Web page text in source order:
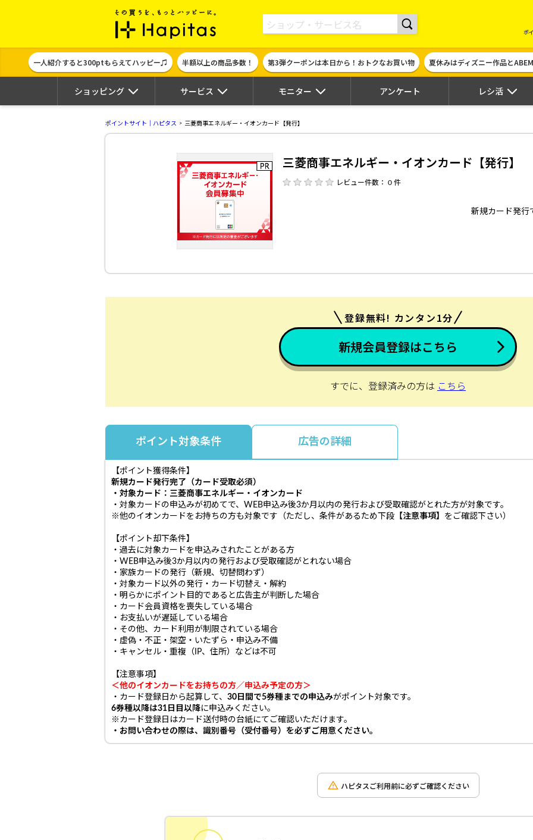
ポイント貯めて現金やギフト券に交換できるポイントサイト | ハピタス
ポ
一人紹介すると300ptもらえてハッピー♫ 半額以上の商品多数！ 第3弾クーポンは本日から！おトクなお買い物 夏休みはディズニー作品と
ショッピング サービス モニター アンケート レシ活
ポイントサイト｜ハピタス 三菱商事エネルギー・イオンカード【発行】
三菱商事エネルギー・イオンカード【発行】
レビュー件数： 0 件
新規カード発行
登録無料! カンタン1分
新規会員登録はこちら
すでに、登録済みの方は こちら
ポイント対象条件 広告の詳細
【ポイント獲得条件】
新規カード発行完了（カード受取必須）
・対象カード：三菱商事エネルギー・イオンカード
・対象カードの申込みが初めてで、WEB申込み後3か月以内の発行および受取確認がとれた方が対象です。
※他のイオンカードをお持ちの方も対象です（ただし、条件があるため下段 【注意事項】 をご確認下さい）
【ポイント却下条件】
・過去に対象カードを申込みされたことがある方
・WEB申込み後3か月以内の発行および受取確認がとれない場合
・家族カードの発行（新規、切替問わず）
・対象カード以外の発行・カード切替え・解約
・明らかにポイント目的であると広告主が判断した場合
・カード会員資格を喪失している場合
・お支払いが遅延している場合
・その他、カード利用が制限されている場合
・虚偽・不正・架空・いたずら・申込み不備
・キャンセル・重複（IP、住所）などは不可
【注意事項】
＜他のイオンカードをお持ちの方／申込み予定の方＞
・カード登録日から起算して、 30日間で5券種までの申込みがポイント対象です。
6券種以降は31日目以降に申込みください。
※カード登録日はカード送付時の台紙にてご確認いただけます。
・お問い合わせの際は、識別番号（受付番号）を必ずご用意ください。
ハピタスご利用前に必ずご確認ください